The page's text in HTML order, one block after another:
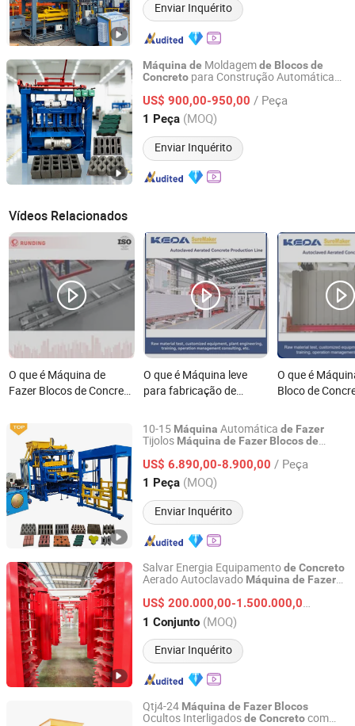
Enviar Inquérito
Máquina de Moldagemde Blocosde
Concreto para Construção Automática
Intertravados e Ocultos,Máquina
MoldagemdeTijolos
US$ 900,00-950,00 / Peça
1 Peça (MOQ)
Enviar Inquérito
Gongyi Yuanhang Machinery Equipment Co., Ltd.
Henan, China Desde 2025
Vídeos Relacionados
O que é Máquina de
Fazer Blocos de Concreto
e Painéis Alc, Capacidade
Personalizada, Boa
Qualidade, Bom Serviço
O que é Máquina leve
para fabricação de
aerado autoclavado
O que é
Bloco de
Painéis AAC/
Equipamentos
10-15 Máquina Automática de Fazer
Tijolos Máquina de Fazer Blocosde
US$ 6.890,00-8.900,00 / Peça
1 Peça (MOQ)
Enviar Inquérito
Gongyi Yuanhang Machinery Equipment Co., Ltd.
Henan, China Desde 2025
Salvar Energia Equipamentode Concreto
Aerado Autoclavado Máquina de Fazer
Blocos
US$ 200.000,00-1.500.000,00
1 Conjunto (MOQ)
Enviar Inquérito
Shandong Sunite Machinery Co., Ltd.
Shandong, China Desde 2014
Qtj4-24 Máquina de Fazer Blocos
Ocultos Interligadosde Concretocom